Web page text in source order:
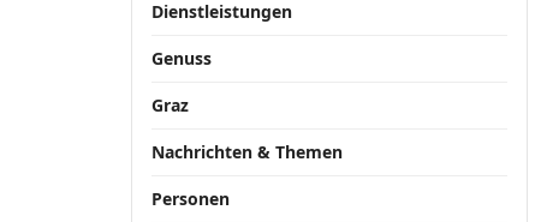
Dienstleistungen
Genuss
Graz
Nachrichten & Themen
Personen